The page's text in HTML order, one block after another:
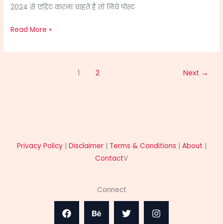
2024 से एडिट करना चाहते है तो निचे पोस्ट
Read More »
1 2 Next →
Privacy Policy| Disclaimer| Terms & Conditions | About |
ContactV
Connect